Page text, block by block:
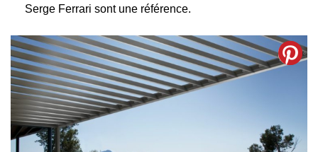
Serge Ferrari sont une référence.